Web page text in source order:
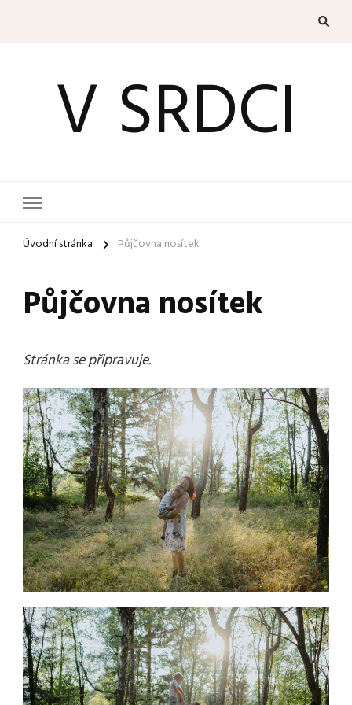
V SRDCI
Úvodní stránka Půjčovna nosítek
Půjčovna nosítek
Stránka se připravuje.